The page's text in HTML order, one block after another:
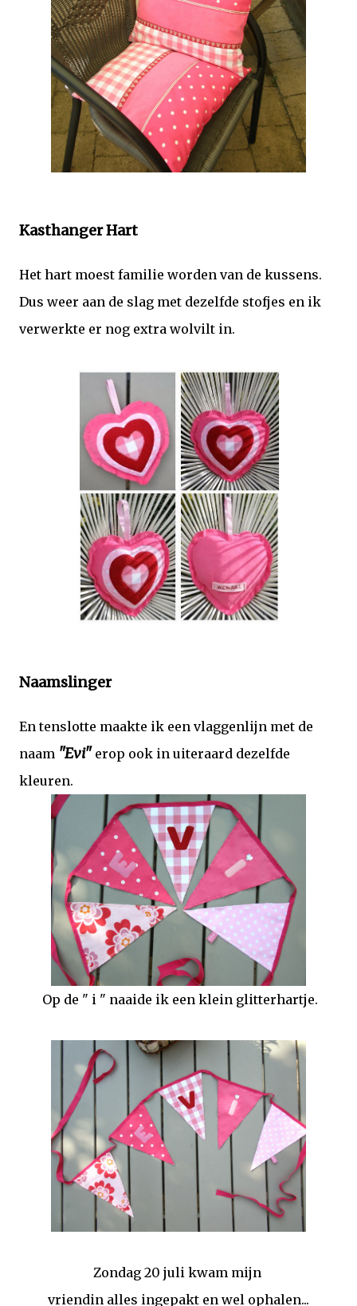
Kasthanger Hart
Het hart moest familie worden van de kussens.
Dus weer aan de slag met dezelfde stofjes en ik
verwerkte er nog extra wolvilt in.
Naamslinger
En tenslotte maakte ik een vlaggenlijn met de
naam "Evi" erop ook in uiteraard dezelfde
kleuren.
Op de " i " naaide ik een klein glitterhartje.
Zondag 20 juli kwam mijn
vriendin alles ingepakt en wel ophalen...